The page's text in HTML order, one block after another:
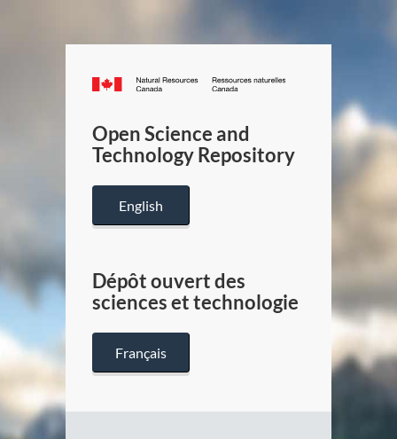
Canada.ca
/
Canada
Open Science and
Technology Repository
English
Dépôt ouvert des
sciences et technologie
Français